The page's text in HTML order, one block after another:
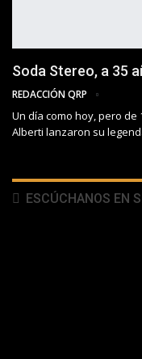
Soda Stereo, a 35
REDACCIÓN QRP
Un día como hoy, pero de
Alberti lanzaron su
ESCÚCHANOS EN